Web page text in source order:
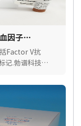
因子
Factor V抗
记.勃谱科技